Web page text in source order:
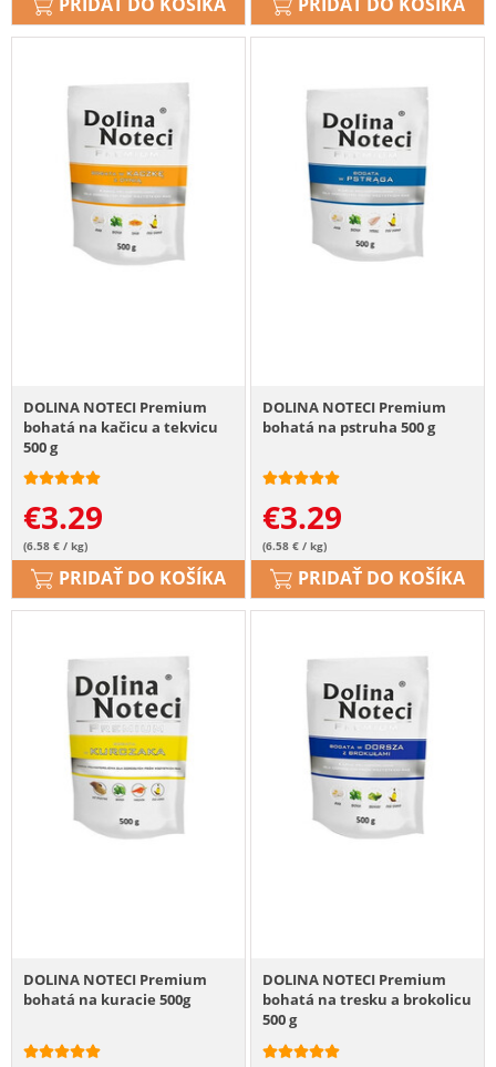
DOLINA NOTECI Premium
bohatá na kačicu a tekvicu
500 g
€3.29
(6.58 € / kg)
PRIDAŤ DO KOŠÍKA
DOLINA NOTECI Premium
bohatá na pstruha 500 g
€3.29
(6.58 € / kg)
PRIDAŤ DO KOŠÍKA
DOLINA NOTECI Premium
bohatá na kuracie 500g
DOLINA NOTECI Premium
bohatá na tresku a brokolicu
500 g